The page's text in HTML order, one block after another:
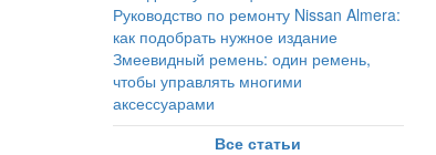
Руководство по ремонту Nissan Almera:
как подобрать нужное издание
Змеевидный ремень: один ремень,
чтобы управлять многими
аксессуарами
Все статьи